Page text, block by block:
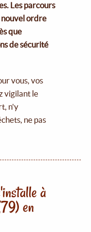
Les parcours
ordre
que
de sécurité
vous, vos
vigilant le
n'y
ne pas
à
en